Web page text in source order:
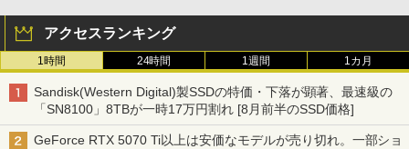
アクセスランキング
1時間 24時間 1週間 1カ月
Sandisk(Western Digital)製SSDの特価・下落が顕著、最速級の
「SN8100」8TBが一時17万円割れ [8月前半のSSD価格]
GeForce RTX 5070 Ti以上は安価なモデルが売り切れ。一部ショ